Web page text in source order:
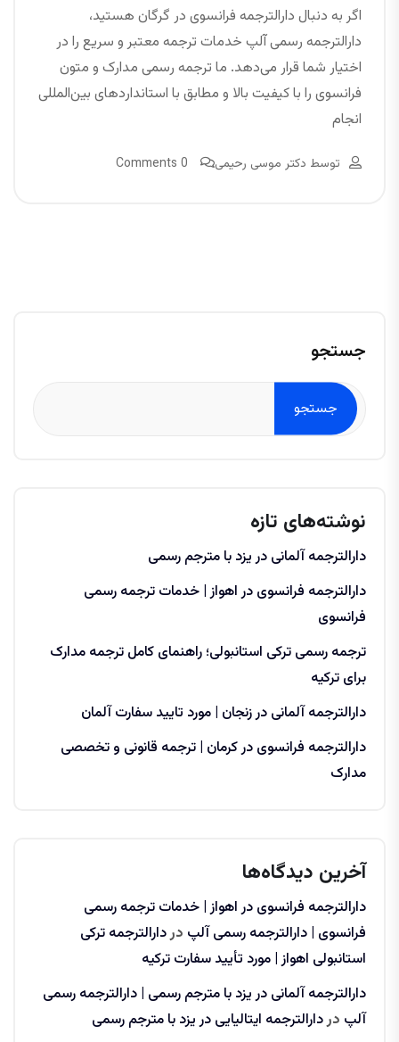
اگر به دنبال دارالترجمه فرانسوی در گرگان هستید،
دارالترجمه رسمی آلپ خدمات ترجمه معتبر و سریع را در
اختیار شما قرار می‌دهد. ما ترجمه رسمی مدارک و متون
فرانسوی را با کیفیت بالا و مطابق با استانداردهای بین‌المللی
انجام
توسط دکتر موسی رحیمی 0 Comments
جستجو
جستجو
نوشته‌های تازه
دارالترجمه آلمانی در یزد با مترجم رسمی
دارالترجمه فرانسوی در اهواز | خدمات ترجمه رسمی
فرانسوی
ترجمه رسمی ترکی استانبولی؛ راهنمای کامل ترجمه مدارک
برای ترکیه
دارالترجمه آلمانی در زنجان | مورد تایید سفارت آلمان
دارالترجمه فرانسوی در کرمان | ترجمه قانونی و تخصصی
مدارک
آخرین دیدگاه‌ها
دارالترجمه فرانسوی در اهواز | خدمات ترجمه رسمی
فرانسوی | دارالترجمه رسمی آلپ دردارالترجمه ترکی
استانبولی اهواز | مورد تأیید سفارت ترکیه
دارالترجمه آلمانی در یزد با مترجم رسمی | دارالترجمه رسمی
آلپ دردارالترجمه ایتالیایی در یزد با مترجم رسمی